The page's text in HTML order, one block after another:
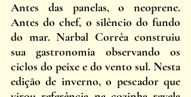
Antes das panelas, o neoprene.
Antes do chef, o silêncio do fundo
do mar. Narbal Corrêa construiu
sua gastronomia observando os
ciclos do peixe e do vento sul. Nesta
edição de inverno, o pescador que